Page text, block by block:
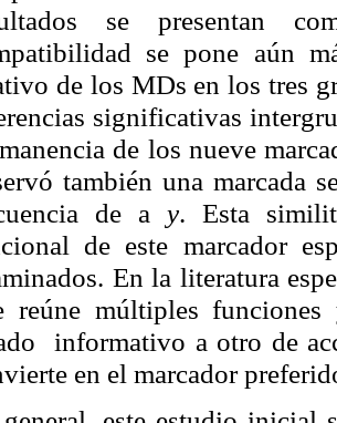
se presentan
se pone aún
de los MDs en los tres
significativas
de los nueve
también una marcada
de a y. Esta
de este marcador
En la literatura
reúne múltiples
informativo a otro de
en el marcador